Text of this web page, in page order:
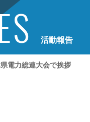
活動報告
電力総連大会で挨拶